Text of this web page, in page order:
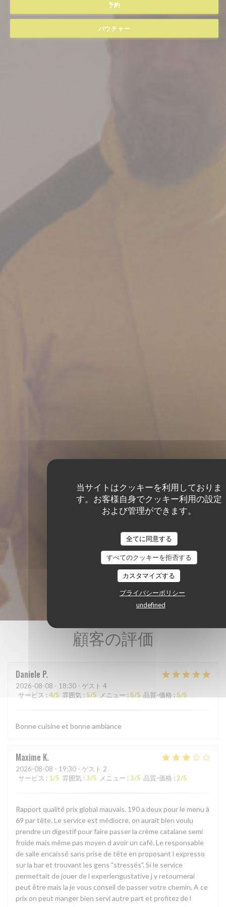
当サイトはクッキーを利用しておりま
す。お客様自身でクッキー利用の設定
および管理ができます。
全てに同意する
すべてのクッキーを拒否する
カスタマイズする
プライバシーポリシー
undefined
予約
バウチャー
顧客の評価
Daniele P
2026-08-08 - 18:30 - ゲスト 4
サービス : 4/5 雰囲気 : 5/5 メニュー : 5/5 品質-価格 : 5/5
Bonne cuisine et bonne ambiance
Maxime K
2026-08-08 - 19:30 - ゲスト 2
サービス : 1/5 雰囲気 : 3/5 メニュー : 3/5 品質-価格 : 2/5
Rapport qualité prix global mauvais. 190 a deux pour le menu à
69 par tête. Le service est médiocre, on aurait bien voulu
prendre un digestif pour faire passer la crème catalane semi
froide mais même pas moyen d avoir un café. Le responsable
de salle encaissé sans prise de tête en proposant l expresso
sur la bar et trouvant les gens "stressés". Si le service
permettait de jouer de l experiengustative j y retournerai
peut être mais la je vous conseil de passer votre chemin. A ce
prix on peut manger bien servi autre part et profitez de l